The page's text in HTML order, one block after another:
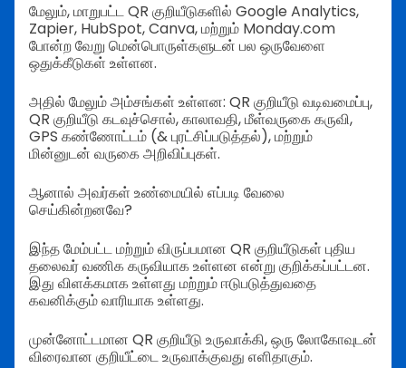
மேலும், மாறுபட்ட QR குறியீடுகளில் Google Analytics,
Zapier, HubSpot, Canva, மற்றும் Monday.com
போன்ற வேறு மென்பொருள்களுடன் பல ஒருவேளை
ஒதுக்கீடுகள் உள்ளன.
அதில் மேலும் அம்சங்கள் உள்ளன: QR குறியீடு வடிவமைப்பு,
QR குறியீடு கடவுச்சொல், காலாவதி, மீள்வருகை கருவி,
GPS கண்ணோட்டம் (& புரட்சிப்படுத்தல்), மற்றும்
மின்னுடன் வருகை அறிவிப்புகள்.
ஆனால் அவர்கள் உண்மையில் எப்படி வேலை
செய்கின்றனவே?
இந்த மேம்பட்ட மற்றும் விருப்பமான QR குறியீடுகள் புதிய
தலைவர் வணிக கருவியாக உள்ளன என்று குறிக்கப்பட்டன.
இது விளக்கமாக உள்ளது மற்றும் ஈடுபடுத்துவதை
கவனிக்கும் வாரியாக உள்ளது.
முன்னோட்டமான QR குறியீடு உருவாக்கி, ஒரு லோகோவுடன்
விரைவான குறியீட்டை உருவாக்குவது எளிதாகும்.